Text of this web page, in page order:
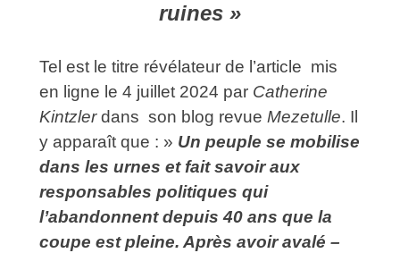
ruines »
Tel est le titre révélateur de l’article mis
en ligne le 4 juillet 2024 par Catherine
Kintzlerdans son blog revue Mezetulle. Il
y apparaît que : » Un peuple se mobilise
dans les urnes et fait savoir aux
responsables politiques qui
l’abandonnent depuis 40 ans que la
coupe est pleine. Après avoir avalé –